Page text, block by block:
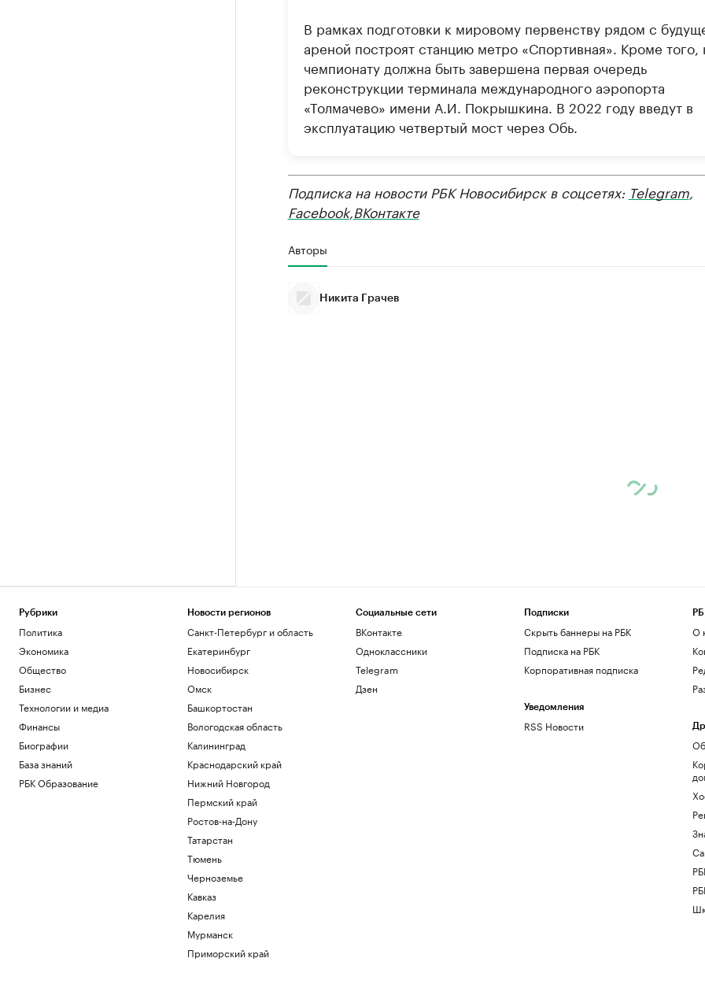
В рамках подготовки к мировому первенству рядом с
ареной построят станцию метро «Спортивная». Кроме того,
чемпионату должна быть завершена первая очередь
реконструкции терминала международного аэропорта
«Толмачево» имени А.И. Покрышкина. В 2022 году введут в
эксплуатацию четвертый мост через Обь.
Подписка на новости РБК Новосибирск в соцсетях: Telegram,
Facebook,ВКонтакте
Авторы
Никита Грачев
Рубрики
Политика
Экономика
Общество
Бизнес
Технологии и медиа
Финансы
Биографии
База знаний
РБК Образование
Новости регионов
Санкт-Петербург и область
Екатеринбург
Новосибирск
Омск
Башкортостан
Вологодская область
Калининград
Краснодарский край
Нижний Новгород
Пермский край
Ростов-на-Дону
Татарстан
Тюмень
Черноземье
Кавказ
Карелия
Мурманск
Приморский край
Социальные сети
ВКонтакте
Одноклассники
Telegram
Дзен
Подписки
Скрыть баннеры на РБК
Подписка на РБК
Корпоративная подписка
Уведомления
RSS Новости
О